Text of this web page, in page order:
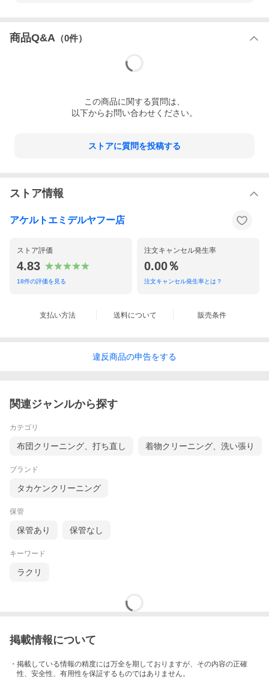
商品Q&A （0件）
この商品に関する質問は、
以下からお問い合わせください。
ストアに質問を投稿する
ストア情報
アケルトエミデルヤフー店
ストア評価
4.83
18件の評価を見る
注文キャンセル発生率
0.00％
注文キャンセル発生率とは？
支払い方法 送料について 販売条件
違反商品の申告をする
関連ジャンルから探す
カテゴリ
布団クリーニング、打ち直し 着物クリーニング、洗い張り
ブランド
タカケンクリーニング
保管
保管あり 保管なし
キーワード
ラクリ
掲載情報について
・掲載している情報の精度には万全を期しておりますが、その内容の正確
性、安全性、有用性を保証するものではありません。